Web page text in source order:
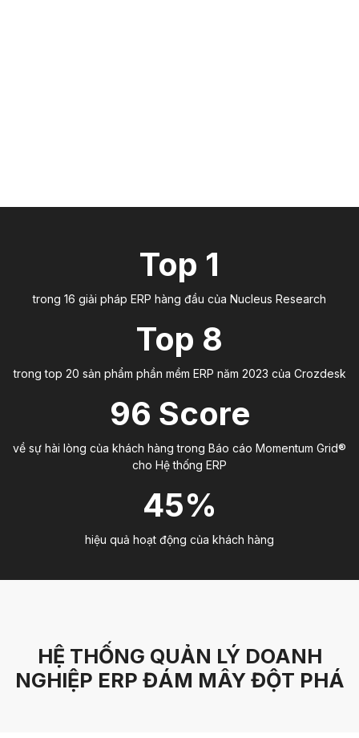
Top 1
trong 16 giải pháp ERP hàng đầu của Nucleus Research
Top 8
trong top 20 sản phẩm phần mềm ERP năm 2023 của Crozdesk
96 Score
về sự hài lòng của khách hàng trong Báo cáo Momentum Grid®
cho Hệ thống ERP
45%
hiệu quả hoạt động của khách hàng
HỆ THỐNG QUẢN LÝ DOANH
NGHIỆP ERP ĐÁM MÂY ĐỘT PHÁ